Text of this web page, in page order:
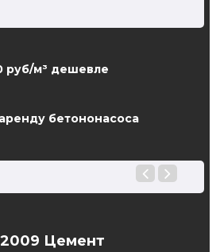
руб/м³ дешевле
бетононасоса
Цемент